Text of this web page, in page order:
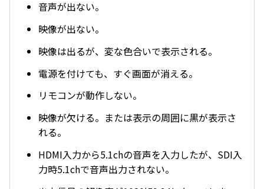
音声が出ない。
映像が出ない。
映像は出るが、変な色合いで表示される。
電源を付けても、すぐ画面が消える。
リモコンが動作しない。
映像が欠ける。または表示の周囲に黒が表示さ
れる。
HDMI入力から5.1chの音声を入力したが、SDI入
力時5.1chで音声出力されない。